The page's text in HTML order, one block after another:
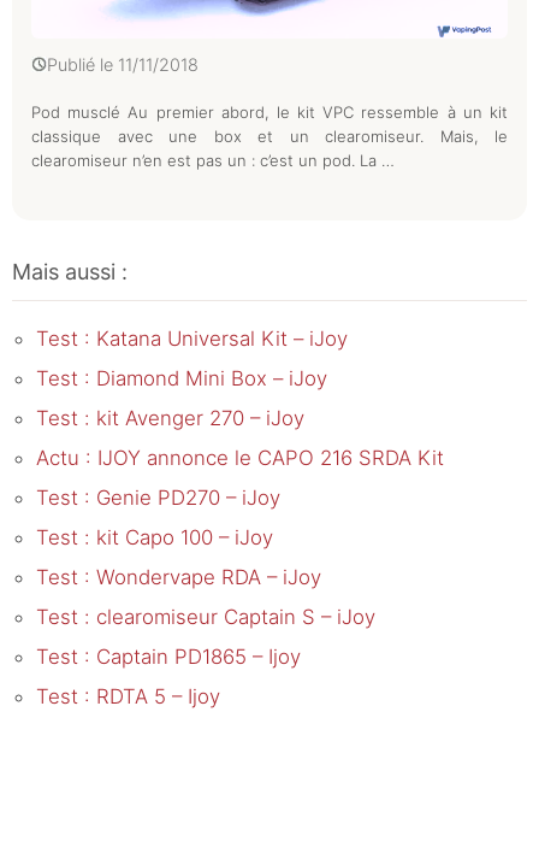
Publié le 11/11/2018
Pod musclé Au premier abord, le kit VPC ressemble à un kit
classique avec une box et un clearomiseur. Mais, le
clearomiseur n’en est pas un : c’est un pod. La …
Mais aussi :
Test : Katana Universal Kit – iJoy
Test : Diamond Mini Box – iJoy
Test : kit Avenger 270 – iJoy
Actu : IJOY annonce le CAPO 216 SRDA Kit
Test : Genie PD270 – iJoy
Test : kit Capo 100 – iJoy
Test : Wondervape RDA – iJoy
Test : clearomiseur Captain S – iJoy
Test : Captain PD1865 – Ijoy
Test : RDTA 5 – Ijoy